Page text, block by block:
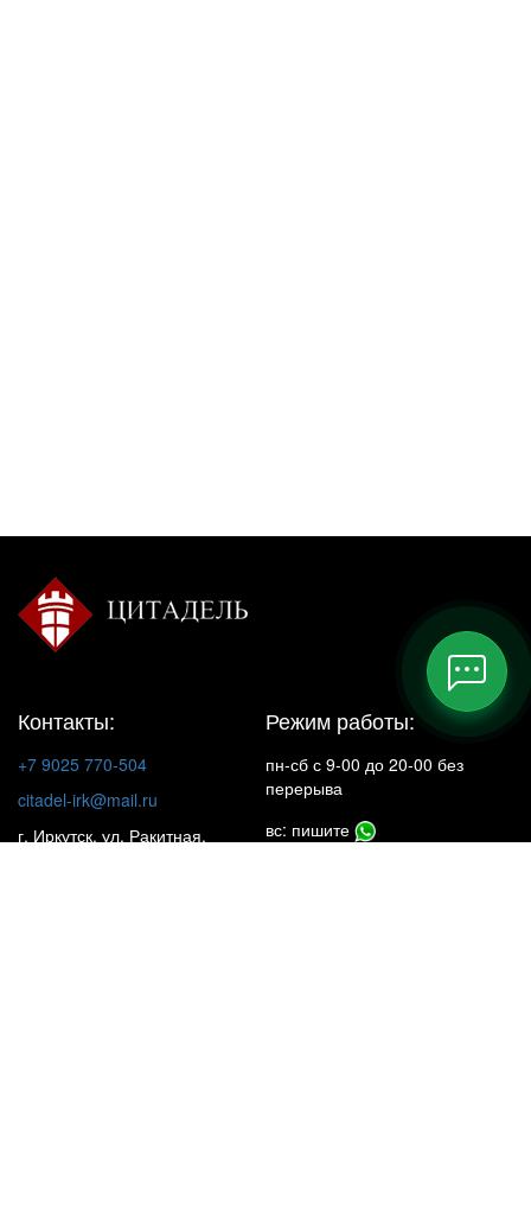
Контакты:
+7 9025 770-504
citadel-irk@mail.ru
г. Иркутск, ул. Ракитная,
Режим работы:
пн-сб с 9-00 до 20-00 без
перерыва
вс: пишите